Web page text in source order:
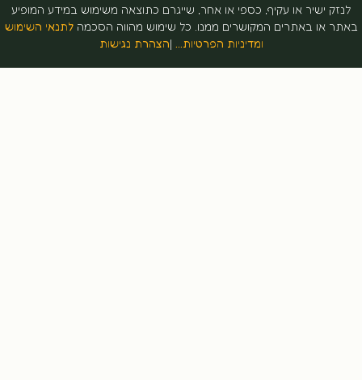
ישיר או עקיף, כספי או אחר, שייגרם כתוצאה משימוש במידע המופיע
או באתרים המקושרים ממנו. כל שימוש מהווה הסכמהלתנאי השימוש
ומדיניות הפרטיות… |הצהרת נגישות